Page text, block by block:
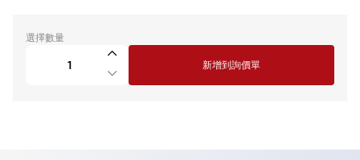
選擇數量
新增到詢價單